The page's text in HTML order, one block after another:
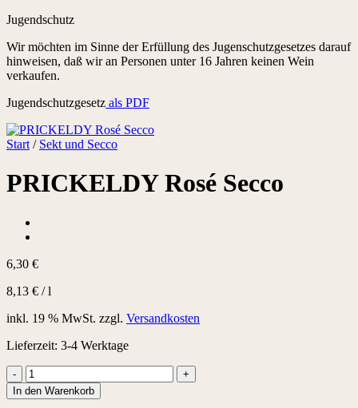
Jugendschutz
Wir möchten im Sinne der Erfüllung des Jugenschutzgesetzes darauf
hinweisen, daß wir an Personen unter 16 Jahren keinen Wein
verkaufen.
Jugendschutzgesetz als PDF
Start / Sekt und Secco
PRICKELDY Rosé Secco
6,30 €
8,13 € /l
inkl. 19 % MwSt. zzgl. Versandkosten
Lieferzeit: 3-4 Werktage
PRICKELDY
Rosé
Secco
In den Warenkorb